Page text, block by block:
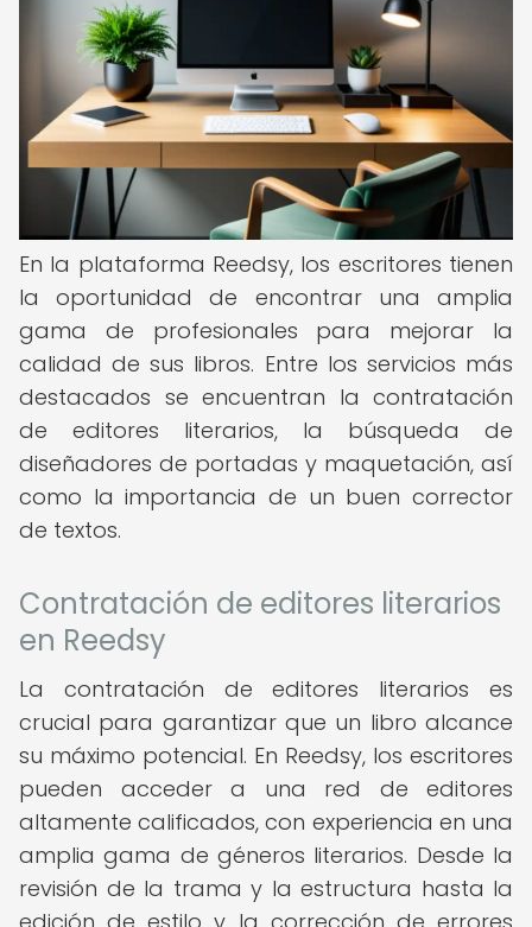
En la plataforma Reedsy, los escritores tienen
la oportunidad de encontrar una amplia
gama de profesionales para mejorar la
calidad de sus libros. Entre los servicios más
destacados se encuentran la contratación
de editores literarios, la búsqueda de
diseñadores de portadas y maquetación, así
como la importancia de un buen corrector
de textos.
Contratación de editores literarios
en Reedsy
La contratación de editores literarios es
crucial para garantizar que un libro alcance
su máximo potencial. En Reedsy, los escritores
pueden acceder a una red de editores
altamente calificados, con experiencia en una
amplia gama de géneros literarios. Desde la
revisión de la trama y la estructura hasta la